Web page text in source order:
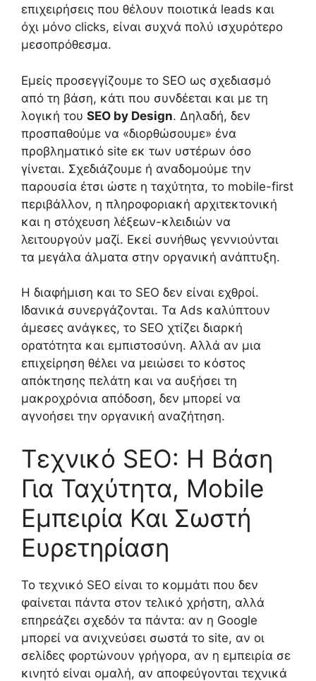
επιχειρήσεις που θέλουν ποιοτικά leads και
όχι μόνο clicks, είναι συχνά πολύ ισχυρότερο
μεσοπρόθεσμα.
Εμείς προσεγγίζουμε το SEO ως σχεδιασμό
από τη βάση, κάτι που συνδέεται και με τη
λογική του SEO by Design. Δηλαδή, δεν
προσπαθούμε να «διορθώσουμε» ένα
προβληματικό site εκ των υστέρων όσο
γίνεται. Σχεδιάζουμε ή αναδομούμε την
παρουσία έτσι ώστε η ταχύτητα, το mobile-first
περιβάλλον, η πληροφοριακή αρχιτεκτονική
και η στόχευση λέξεων-κλειδιών να
λειτουργούν μαζί. Εκεί συνήθως γεννιούνται
τα μεγάλα άλματα στην οργανική ανάπτυξη.
Η διαφήμιση και το SEO δεν είναι εχθροί.
Ιδανικά συνεργάζονται. Τα Ads καλύπτουν
άμεσες ανάγκες, το SEO χτίζει διαρκή
ορατότητα και εμπιστοσύνη. Αλλά αν μια
επιχείρηση θέλει να μειώσει το κόστος
απόκτησης πελάτη και να αυξήσει τη
μακροχρόνια απόδοση, δεν μπορεί να
αγνοήσει την οργανική αναζήτηση.
Τεχνικό SEO: Η Βάση
Για Ταχύτητα, Mobile
Εμπειρία Και Σωστή
Ευρετηρίαση
Το τεχνικό SEO είναι το κομμάτι που δεν
φαίνεται πάντα στον τελικό χρήστη, αλλά
επηρεάζει σχεδόν τα πάντα: αν η Google
μπορεί να ανιχνεύσει σωστά το site, αν οι
σελίδες φορτώνουν γρήγορα, αν η εμπειρία σε
κινητό είναι ομαλή, αν αποφεύγονται τεχνικά